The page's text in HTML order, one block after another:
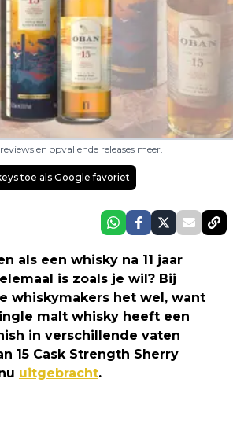
en opvallende releases meer.
toe als Google favoriet
als een whisky na 11 jaar
is zoals je wil? Bij
whiskymakers het wel, want
malt whisky heeft een
in verschillende vaten
15 Cask Strength Sherry
uitgebracht.